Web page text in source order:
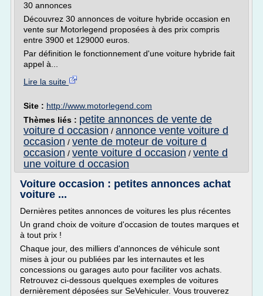
30 annonces
Découvrez 30 annonces de voiture hybride occasion en
vente sur Motorlegend proposées à des prix compris
entre 3900 et 129000 euros.
Par définition le fonctionnement d'une voiture hybride fait
appel à...
Lire la suite
Site : http://www.motorlegend.com
Thèmes liés : petite annonces de vente de
voiture d occasion / annonce vente voiture d
occasion / vente de moteur de voiture d
occasion / vente voiture d occasion / vente d
une voiture d occasion
Voiture occasion : petites annonces achat
voiture ...
Dernières petites annonces de voitures les plus récentes
Un grand choix de voiture d'occasion de toutes marques et
à tout prix !
Chaque jour, des milliers d'annonces de véhicule sont
mises à jour ou publiées par les internautes et les
concessions ou garages auto pour faciliter vos achats.
Retrouvez ci-dessous quelques exemples de voitures
dernièrement déposées sur SeVehiculer. Vous trouverez